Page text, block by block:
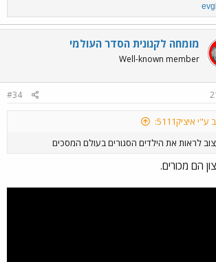
מומחה לקנונית הסדר העולמי
Well-known member
#34
איציק5111:
לראות את הילדים הסגורים בעולם המסכים
הם מכורים.